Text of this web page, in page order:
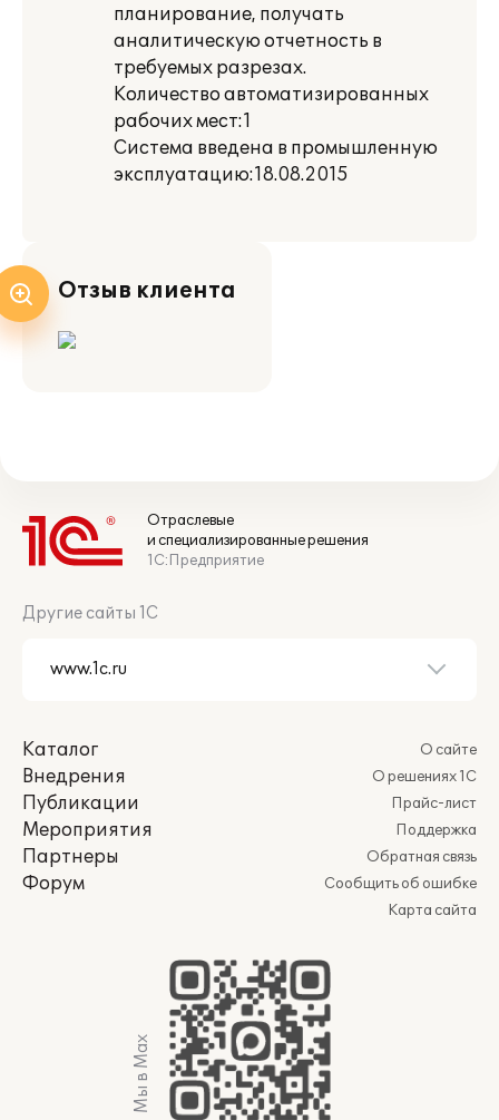
планирование, получать
аналитическую отчетность в
требуемых разрезах.
Количество автоматизированных
рабочих мест:1
Система введена в промышленную
эксплуатацию:18.08.2015
Отзыв клиента
Отраслевые
и специализированные решения
1С:Предприятие
Другие сайты 1С
Каталог
Внедрения
Публикации
Мероприятия
Партнеры
Форум
О сайте
О решениях 1С
Прайс-лист
Поддержка
Обратная связь
Сообщить об ошибке
Карта сайта
Мы в Max